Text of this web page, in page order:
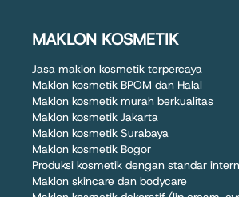
MAKLON KOSMETIK
Jasa maklon kosmetik terpercaya
Maklon kosmetik BPOM dan Halal
Maklon kosmetik murah berkualitas
Maklon kosmetik Jakarta
Maklon kosmetik Surabaya
Maklon kosmetik Bogor
Produksi kosmetik dengan standar
Maklon skincare dan bodycare